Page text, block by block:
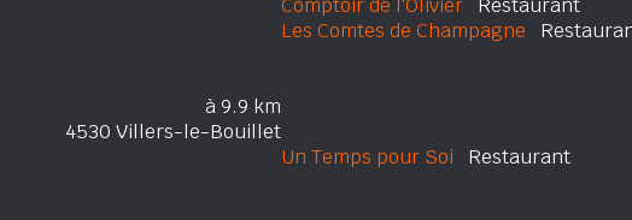
Comptoir de l'Olivier Restaurant
Les Comtes de Champagne
à 9.9 km
4530 Villers-le-Bouillet
Un Temps pour Soi Restaurant